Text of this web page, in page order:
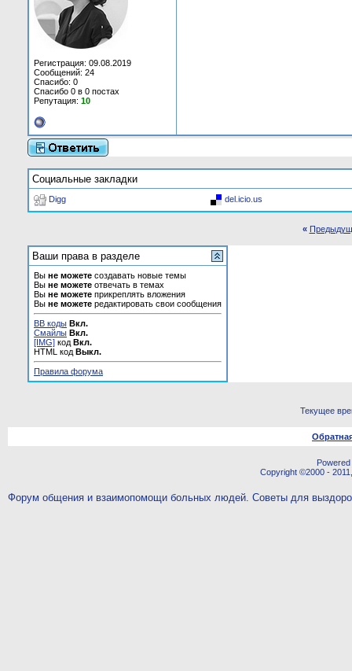
Регистрация: 09.08.2019
Сообщений: 24
Спасибо: 0
Спасибо 0 в 0 постах
Репутация: 10
Социальные закладки
Digg del.icio.us
«
Ваши права в разделе
Вы не можете создавать новые темы
Вы не можете отвечать в темах
Вы не можете прикреплять вложения
Вы не можете редактировать свои сообщения
BB коды Вкл.
Смайлы Вкл.
[IMG] код Вкл.
HTML код Выкл.
Правила форума
Текущее
Copyright ©2000 -
Форум общения и взаимопомощи больных людей. Советы для